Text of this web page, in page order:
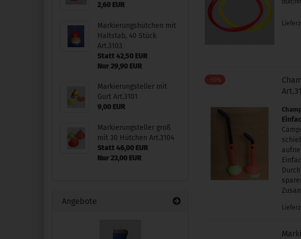
-50%
2,60 EUR
Markierungshütchen mit
Haltstab, 40 Stück
Art.3103
Statt 42,50 EUR
Nur 29,90 EUR
Markierungsteller mit
Gurt Art.3101
9,00 EUR
Markierungsteller groß
mit 30 Hütchen Art.3104
Statt 46,00 EUR
Nur 23,00 EUR
Angebote